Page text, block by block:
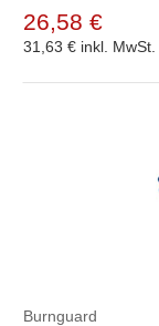
26,58 €
31,63 € inkl. MwSt.
Burnguard